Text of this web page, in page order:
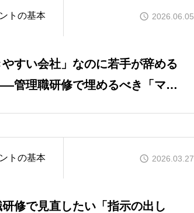
トの基本 2026.06.05
やすい会社」なのに若手が辞める
管理職研修で埋めるべき「マネ
トの基本 2026.03.27
修で見直したい「指示の出し